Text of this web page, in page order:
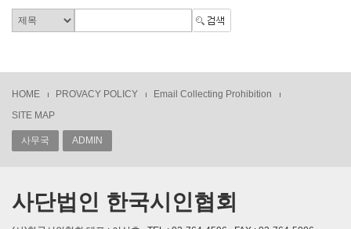
HOME PROVACY POLICY
Email Collecting Prohibition
SITE MAP
사무국 ADMIN
사단법인 한국시인협회